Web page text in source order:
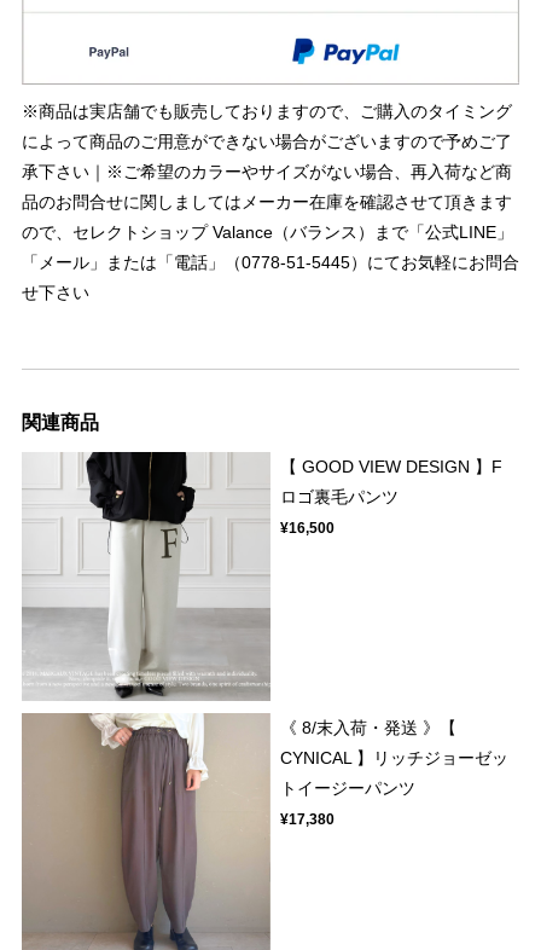
※商品は実店舗でも販売しておりますので、ご購入のタイミング
によって商品のご用意ができない場合がございますので予めご了
承下さい｜※ご希望のカラーやサイズがない場合、再入荷など商
品のお問合せに関しましてはメーカー在庫を確認させて頂きます
ので、セレクトショップ Valance（バランス）まで「公式LINE」
「メール」または「電話」（0778-51-5445）にてお気軽にお問合
せ下さい
関連商品
【 GOOD VIEW DESIGN 】F
ロゴ裏毛パンツ
¥16,500
《 8/末入荷・発送 》【
CYNICAL 】リッチジョーゼッ
トイージーパンツ
¥17,380